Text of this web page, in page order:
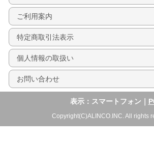
ご利用案内
特定商取引法表示
個人情報の取扱い
お問い合わせ
表示：スマートフォン｜
Copyright(C)ALINCO.INC. All rights